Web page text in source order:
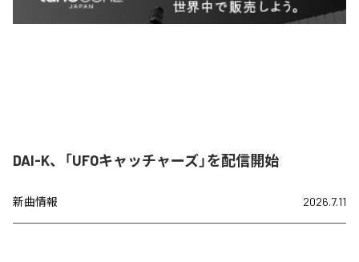
DAI-K、「UFOキャッチャーズ」を配信開始
新曲情報 2026.7.11